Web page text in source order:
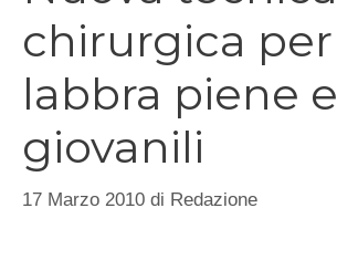
chirurgica per
labbra piene e
giovanili
17 Marzo 2010 di Redazione